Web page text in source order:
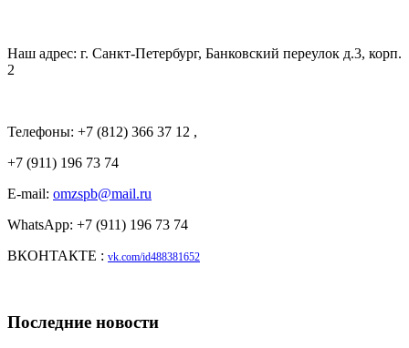
Наш адрес: г. Санкт-Петербург, Банковский переулок д.3, корп.
2
Телефоны: +7 (812) 366 37 12 ,
+7 (911) 196 73 74
E-mail: omzspb@mail.ru
WhatsApp: +7 (911) 196 73 74
ВКОНТАКТЕ : vk.com/id488381652
Последние новости